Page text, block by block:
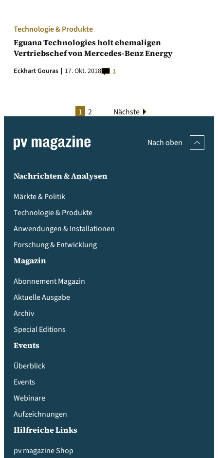
Technologie & Produkte
Eguana Technologies holt ehemaligen
Vertriebschef von Mercedes-Benz Energy
Eckhart Gouras 17. Okt. 2018 1
1 2 Nächste
Nach oben
Nachrichten & Analysen
Märkte & Politik
Technologie & Produkte
Anwendungen & Installationen
Forschung & Entwicklung
Magazin
Abonnement Magazin
Aktuelle Ausgabe
Archiv
Special Editions
Events
Überblick
Events
Webinare
Aufzeichnungen
Hilfreiche Links
pv magazine Shop